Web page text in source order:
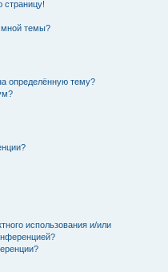
страницу!
мной темы?
определённую тему?
использования и/или